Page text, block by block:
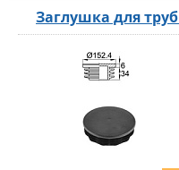
Заглушка для труб